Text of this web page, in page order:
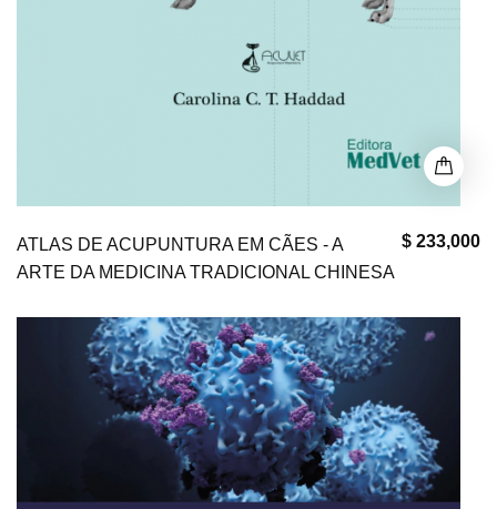
$ 233,000
ATLAS DE ACUPUNTURA EM CÃES - A
ARTE DA MEDICINA TRADICIONAL CHINESA